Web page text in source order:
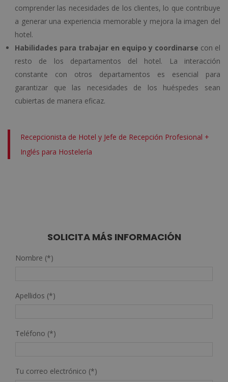
comprender las necesidades de los clientes, lo que contribuye
a generar una experiencia memorable y mejora la imagen del
hotel.
Habilidades para trabajar en equipo y coordinarse con el
resto de los departamentos del hotel. La interacción
constante con otros departamentos es esencial para
garantizar que las necesidades de los huéspedes sean
cubiertas de manera eficaz.
Recepcionista de Hotel y Jefe de Recepción Profesional +
Inglés para Hostelería
SOLICITA MÁS INFORMACIÓN
Nombre (*)
Apellidos (*)
Teléfono (*)
Tu correo electrónico (*)